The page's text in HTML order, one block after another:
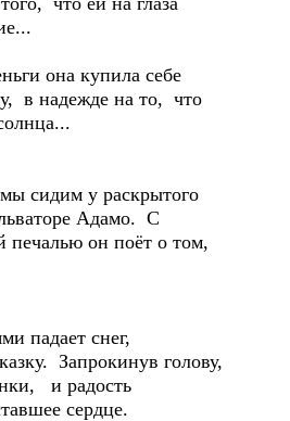
она купила себе
в надежде на то, что
сидим у раскрытого
Адамо. С
печалью он поёт о том,
падает снег,
Запрокинув голову,
и радость
сердце.